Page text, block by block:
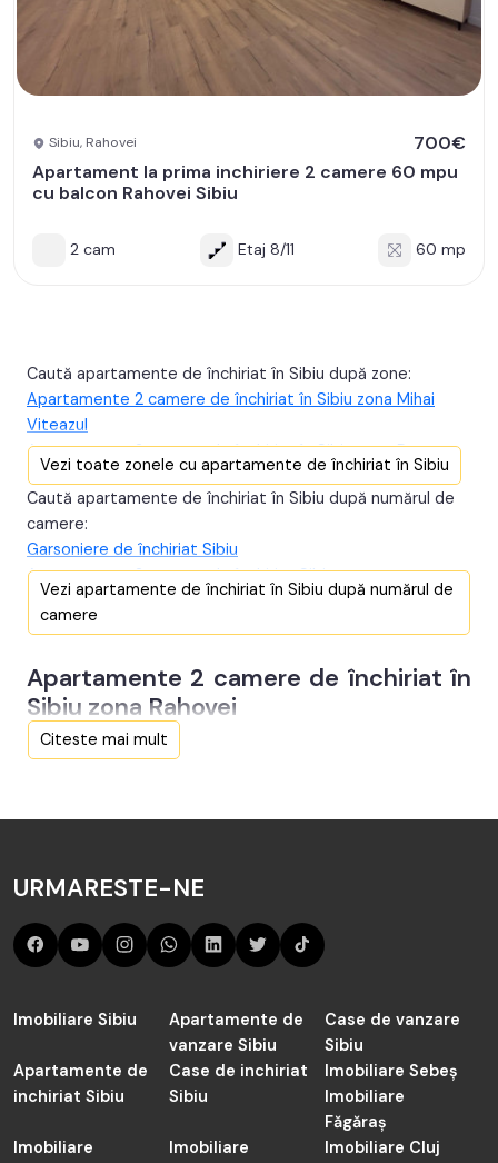
Sibiu, Rahovei
700€
Apartament la prima inchiriere 2 camere 60 mpu
cu balcon Rahovei Sibiu
2 cam Etaj 8/11 60 mp
Caută apartamente de închiriat în Sibiu după zone:
Apartamente 2 camere de închiriat în Sibiu zona Mihai
Viteazul
Apartamente 2 camere de închiriat în Sibiu zona Doamna
Stanca
Apartamente 2 camere de închiriat în Sibiu zona Calea
Cisnadiei - Arhitectilor
Apartamente 2 camere de închiriat în Sibiu zona Selimbar
Apartamente 2 camere de închiriat în Sibiu zona Calea
Surii Mici
Apartamente 2 camere de închiriat în Sibiu zona Centrul
Apartamente 2 camere de închiriat în Sibiu zona Orasul de
Jos
Vezi toate zonele cu apartamente de închiriat în Sibiu
Caută apartamente de închiriat în Sibiu după numărul de
camere:
Garsoniere de închiriat Sibiu
Apartamente 2 camere de închiriat Sibiu
Apartamente 3 camere de închiriat Sibiu
Apartamente 4 camere de închiriat Sibiu
Penthouse de închiriat Sibiu
Vezi apartamente de închiriat în Sibiu după numărul de
camere
Apartamente 2 camere de închiriat în
Sibiu zona Rahovei
contact@taboo.ro
Program
Luni - Vineri: 09:00 - 18:00
Citeste mai mult
URMARESTE-NE
Imobiliare Sibiu
Apartamente de
vanzare Sibiu
Case de vanzare
Sibiu
Apartamente de
inchiriat Sibiu
Case de inchiriat
Sibiu
Imobiliare Sebeș
Imobiliare
Făgăraș
Imobiliare
Imobiliare
Imobiliare Cluj